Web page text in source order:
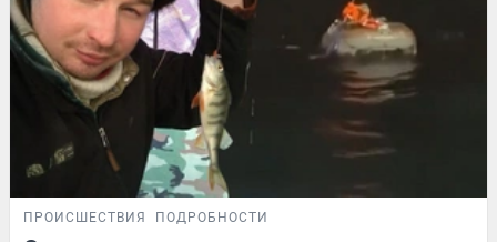
ПРОИСШЕСТВИЯ ПОДРОБНОСТИ